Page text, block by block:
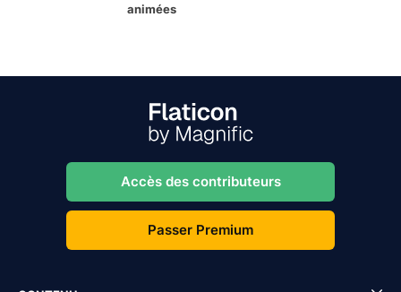
animées
Accès des contributeurs
Passer Premium